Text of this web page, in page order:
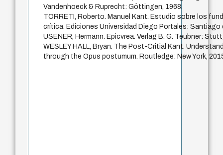
Vandenhoeck & Ruprecht: Göttingen, 1968.
TORRETI, Roberto. Manuel Kant. Estudio sobre los
crítica. Ediciones Universidad Diego Portales: Santiago
USENER, Hermann. Epicvrea. Verlag B. G. Teubner:
WESLEY HALL, Bryan. The Post-Critial Kant.
through the Opus postumum. Routledge: New York,